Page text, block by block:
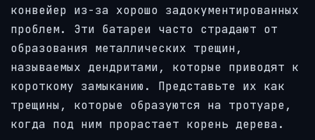
конвейер из-за хорошо задокументированных
проблем. Эти батареи часто страдают от
образования металлических трещин,
называемых дендритами, которые приводят к
короткому замыканию. Представьте их как
трещины, которые образуются на тротуаре,
когда под ним прорастает корень дерева.